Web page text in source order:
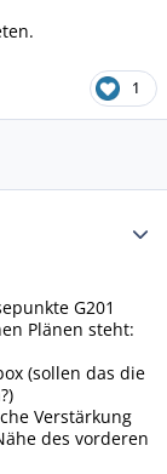
1
G201
Plänen steht:
(sollen das die
Verstärkung
des vorderen